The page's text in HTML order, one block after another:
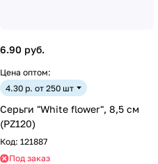
6.90 руб.
Цена оптом:
4.30 р. от 250 шт
Серьги "White flower", 8,5 см
(PZ120)
Код: 121887
Под заказ